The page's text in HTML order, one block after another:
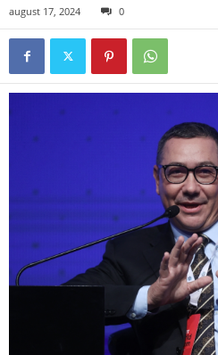
august 17, 2024 0